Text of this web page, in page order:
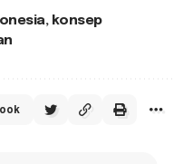
, konsep